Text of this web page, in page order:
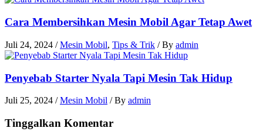
Cara Membersihkan Mesin Mobil Agar Tetap Awet
Juli 24, 2024 /Mesin Mobil, Tips & Trik / By admin
Penyebab Starter Nyala Tapi Mesin Tak Hidup
Juli 25, 2024 /Mesin Mobil / By admin
Tinggalkan Komentar